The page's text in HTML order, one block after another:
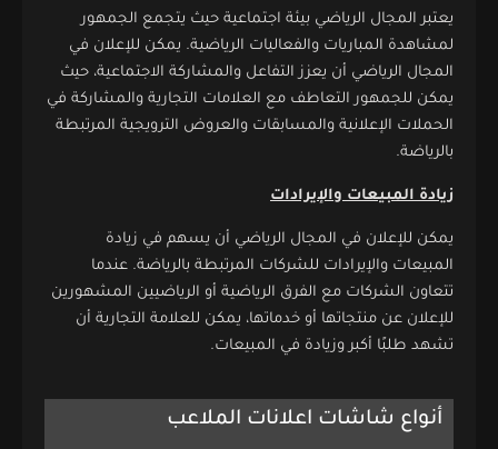
يعتبر المجال الرياضي بيئة اجتماعية حيث يتجمع الجمهور
لمشاهدة المباريات والفعاليات الرياضية. يمكن للإعلان في
المجال الرياضي أن يعزز التفاعل والمشاركة الاجتماعية، حيث
يمكن للجمهور التعاطف مع العلامات التجارية والمشاركة في
الحملات الإعلانية والمسابقات والعروض الترويجية المرتبطة
بالرياضة.
زيادة المبيعات والإيرادات
يمكن للإعلان في المجال الرياضي أن يسهم في زيادة
المبيعات والإيرادات للشركات المرتبطة بالرياضة. عندما
تتعاون الشركات مع الفرق الرياضية أو الرياضيين المشهورين
للإعلان عن منتجاتها أو خدماتها، يمكن للعلامة التجارية أن
تشهد طلبًا أكبر وزيادة في المبيعات.
أنواع شاشات اعلانات الملاعب